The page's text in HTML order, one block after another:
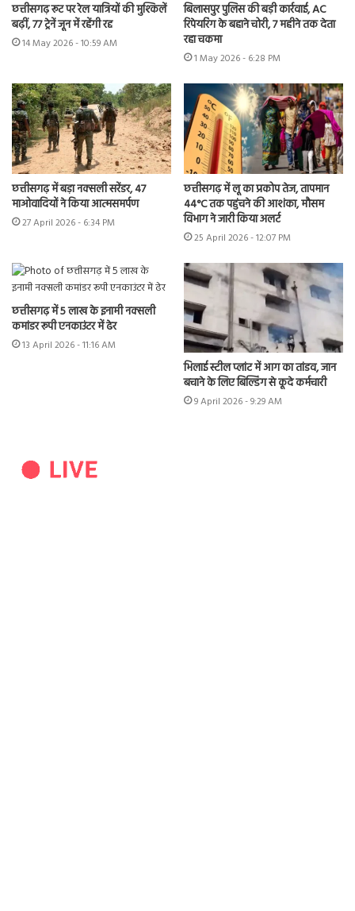
छत्तीसगढ़ रूट पर रेल यात्रियों की मुश्किलें
बढ़ीं, 77 ट्रेनें जून में रहेंगी रद्द
14 May 2026 - 10:59 AM
बिलासपुर पुलिस की बड़ी कार्रवाई, AC
रिपेयरिंग के बहाने चोरी, 7 महीने तक देता
रहा चकमा
1 May 2026 - 6:28 PM
छत्तीसगढ़ में बड़ा नक्सली सरेंडर, 47
माओवादियों ने किया आत्मसमर्पण
27 April 2026 - 6:34 PM
छत्तीसगढ़ में लू का प्रकोप तेज, तापमान
44°C तक पहुंचने की आशंका, मौसम
विभाग ने जारी किया अलर्ट
25 April 2026 - 12:07 PM
छत्तीसगढ़ में 5 लाख के इनामी नक्सली
कमांडर रूपी एनकाउंटर में ढेर
13 April 2026 - 11:16 AM
भिलाई स्टील प्लांट में आग का तांडव, जान
बचाने के लिए बिल्डिंग से कूदे कर्मचारी
9 April 2026 - 9:29 AM